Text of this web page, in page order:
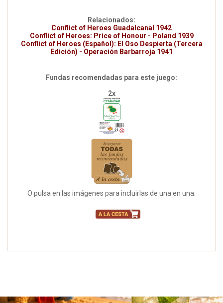
Relacionados:
Conflict of Heroes Guadalcanal 1942
Conflict of Heroes: Price of Honour - Poland 1939
Conflict of Heroes (Español): El Oso Despierta (Tercera
Edición) - Operación Barbarroja 1941
Fundas recomendadas para este juego:
2x
O pulsa en las imágenes para incluirlas de una en una.